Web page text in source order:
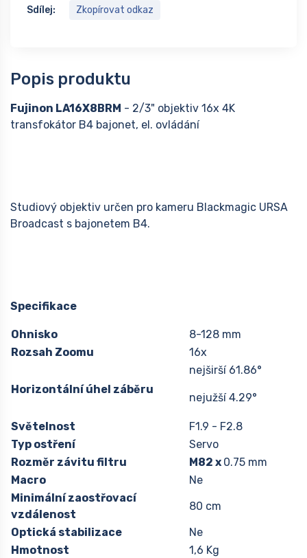
Sdílej: Zkopírovat odkaz
Popis produktu
Fujinon LA16X8BRM - 2/3" objektiv 16x 4K
transfokátor B4 bajonet, el. ovládání
Studiový objektiv určen pro kameru Blackmagic URSA
Broadcast s bajonetem B4.
Specifikace
Ohnisko
8-128 mm
Rozsah Zoomu
16x
Horizontální úhel záběru
nejširší 61.86°
nejužší 4.29°
Světelnost
F1.9 - F2.8
Typ ostření
Servo
Rozměr závitu filtru
M82 x 0.75 mm
Macro
Ne
Minimální zaostřovací
vzdálenost
80 cm
Optická stabilizace
Ne
Hmotnost
1,6 Kg